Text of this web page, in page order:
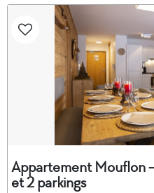
Appartement Mouflon
et 2 parkings